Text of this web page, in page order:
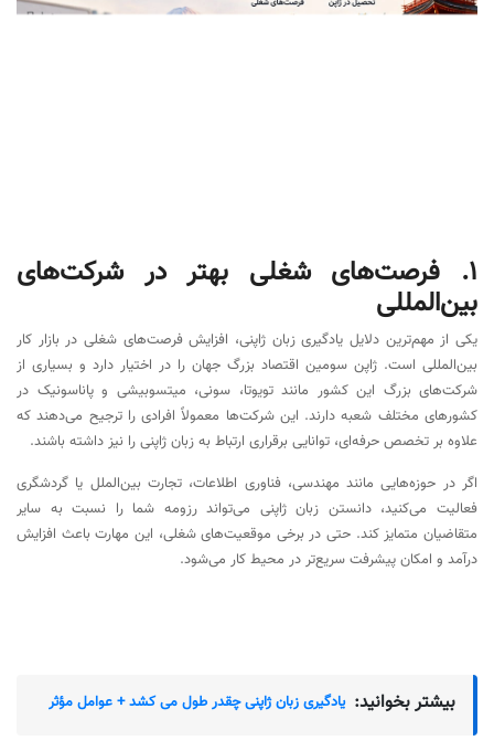
۱. فرصت‌های شغلی بهتر در شرکت‌های
بین‌المللی
یکی از مهم‌ترین دلایل یادگیری زبان ژاپنی، افزایش فرصت‌های شغلی در بازار کار
بین‌المللی است. ژاپن سومین اقتصاد بزرگ جهان را در اختیار دارد و بسیاری از
شرکت‌های بزرگ این کشور مانند تویوتا، سونی، میتسوبیشی و پاناسونیک در
کشورهای مختلف شعبه دارند. این شرکت‌ها معمولاً افرادی را ترجیح می‌دهند که
علاوه بر تخصص حرفه‌ای، توانایی برقراری ارتباط به زبان ژاپنی را نیز داشته باشند.
اگر در حوزه‌هایی مانند مهندسی، فناوری اطلاعات، تجارت بین‌الملل یا گردشگری
فعالیت می‌کنید، دانستن زبان ژاپنی می‌تواند رزومه شما را نسبت به سایر
متقاضیان متمایز کند. حتی در برخی موقعیت‌های شغلی، این مهارت باعث افزایش
درآمد و امکان پیشرفت سریع‌تر در محیط کار می‌شود.
بیشتر بخوانید: یادگیری زبان ژاپنی چقدر طول می کشد + عوامل مؤثر